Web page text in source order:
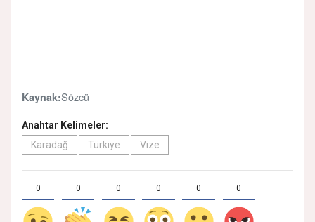
Kaynak:Sözcü
Anahtar Kelimeler:
Karadağ
Türkiye Vize
0 0 0 0 0 0